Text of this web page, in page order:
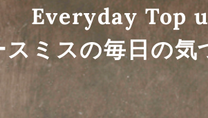
Everyday Top
スミスの毎日の気